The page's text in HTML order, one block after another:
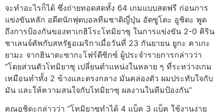
จะทำอะไรก็ได้ ซึ่งถ่ายทอดสดทั้ง 64 เกมแบบสดฟรี ก่อนการ
แข่งขันหลัก อดีตนักฟุตบอลทีมชาติญี่ปุ่น อัตซูโตะ อูชิดะ พูด
ถึงการป้องกันของทาเกฮิโระโทมิยาซุ ในการแข่งขัน 2-0 คิริน
ชาเลนจ์คัพกับสหรัฐอเมริกาเมื่อวันที่ 23 กันยายน ยูกะ คาเกะ
ยามะ จากฮินาตะซากะโฟร์ตีซิกซ์ ผู้ประจำรายการกล่าวว่า
“โดยส่วนตัวโทมิยาซุ เปลี่ยนตำแหน่งในหลาย ๆ ที่ระหว่างเกม
เหมือนทำทั้ง 2 ข้างและตรงกลาง มันคล่องตัว ผมประทับใจกับ
มัน และให้ความสนใจกับโทมิยาซุ ผลงานในทีมป้องกัน”
คุณอูชิดะกล่าวว่า “โทมิยาซุทำได้ 4 แบ็ค 3 แบ็ค ใช้งานง่าย